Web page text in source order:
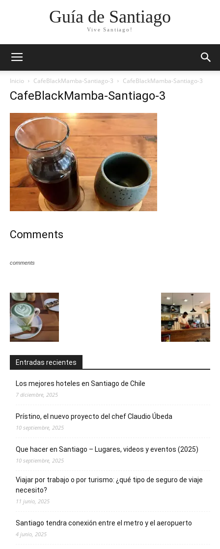
Guía de Santiago
Vive Santiago!
Inicio CafeBlackMamba-Santiago-3 CafeBlackMamba-Santiago-3
CafeBlackMamba-Santiago-3
Comments
comments
Entradas recientes
Los mejores hoteles en Santiago de Chile
7 diciembre, 2025
Prístino, el nuevo proyecto del chef Claudio Úbeda
10 septiembre, 2025
Que hacer en Santiago – Lugares, videos y eventos (2025)
10 septiembre, 2025
Viajar por trabajo o por turismo: ¿qué tipo de seguro de viaje
necesito?
11 junio, 2025
Santiago tendra conexión entre el metro y el aeropuerto
4 junio, 2025